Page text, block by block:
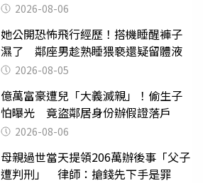
2026-08-06
她公開恐怖飛行經歷！搭機睡醒褲子
濕了 鄰座男趁熟睡猥褻還疑留體液
2026-08-05
億萬富豪遭兒「大義滅親」！偷生子
怕曝光 竟盜鄰居身份辦假證落戶
2026-08-06
母親過世當天提領206萬辦後事「父子
遭判刑」 律師：搶錢先下手是罪